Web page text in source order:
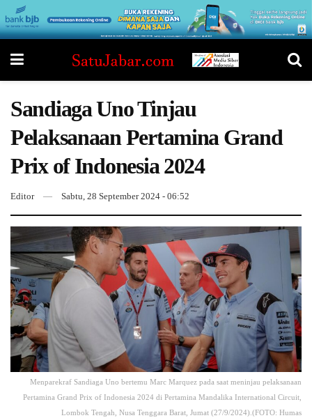
Sandiaga Uno Tinjau
Pelaksanaan Pertamina Grand
Prix of Indonesia 2024
Editor Sabtu, 28 September 2024 - 06:52
Menparekraf Sandiaga Uno bertemu Marc Marquez pada saat meninjau pelaksanaan
Pertamina Grand Prix of Indonesia 2024 di Pertamina Mandalika International Circuit,
Lombok Tengah, Nusa Tenggara Barat, Jumat (27/9/2024).(FOTO: Humas